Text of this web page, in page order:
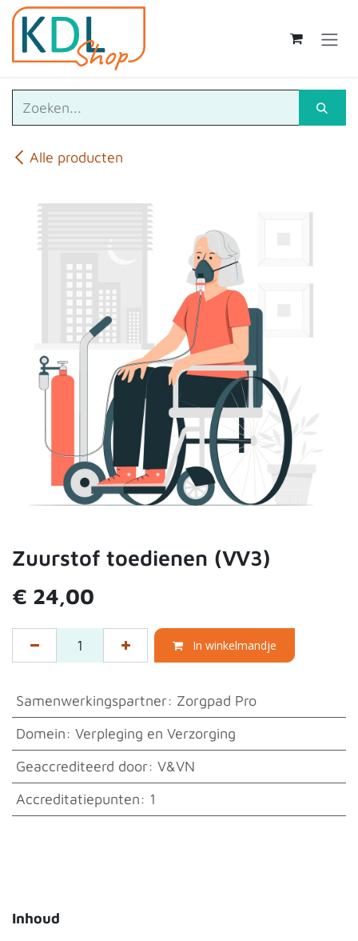
Overslaan naar inhoud
Alle producten
Zuurstof toedienen (VV3)
€ 24,00
In winkelmandje
Samenwerkingspartner: Zorgpad Pro
Domein: Verpleging en Verzorging
Geaccrediteerd door: V&VN
Accreditatiepunten: 1
Inhoud